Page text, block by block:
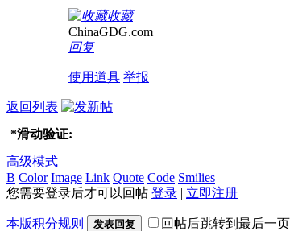
收藏
ChinaGDG.com
回复
使用道具 举报
返回列表
*滑动验证:
高级模式
B Color Image Link Quote Code Smilies
您需要登录后才可以回帖 登录 | 立即注册
本版积分规则 发表回复 回帖后跳转到最后一页